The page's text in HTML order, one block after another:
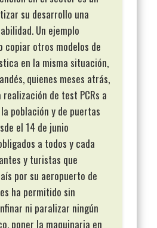
su desarrollo una
Un ejemplo
copiar otros modelos de
en la misma situación,
quienes meses atrás,
de test PCRs a
población y de puertas
el 14 de junio
a todos y cada
y turistas que
por su aeropuerto de
ha permitido sin
ni paralizar ningún
poner la maquinaria en